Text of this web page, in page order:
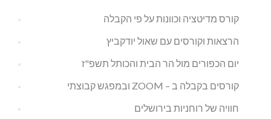
קורס מדיטציה וכוונות על פי הקבלה
הרצאות וקורסים עם שאול יודקביץ
יום הכפורים מול הר הבית והכותל תשפ"ז
קורסים בקבלה ב – ZOOM ובמפגש קבוצתי
חוויה של רוחניות בירושלים